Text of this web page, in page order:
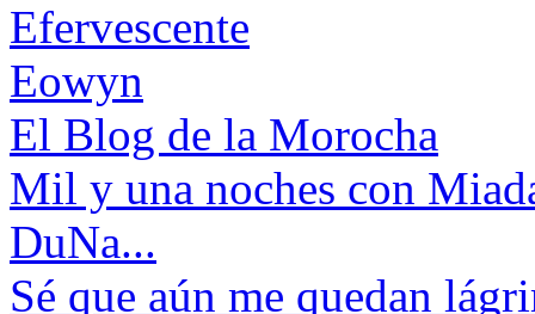
Efervescente
Eowyn
El Blog de la Morocha
Mil y una noches con
DuNa...
Sé que aún me quedan